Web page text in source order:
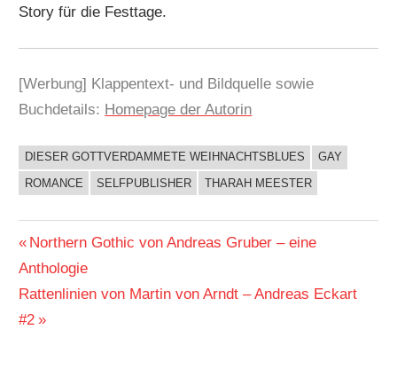
Story für die Festtage.
[Werbung] Klappentext- und Bildquelle sowie
Buchdetails: Homepage der Autorin
BUCHIGES
DIESER GOTTVERDAMMETE WEIHNACHTSBLUES
GAY
ROMANCE
SELFPUBLISHER THARAH MEESTER
Beitragsnavigation
Vorheriger
Beitrag:
Northern Gothic von Andreas Gruber – eine
Anthologie
Nächster
Beitrag:
Rattenlinien von Martin von Arndt – Andreas Eckart
#2